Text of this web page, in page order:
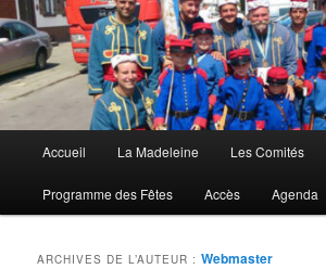
principal
Accueil La Madeleine Les Comités
Programme des Fêtes Accès Agenda
ARCHIVES DE L’AUTEUR :Webmaster